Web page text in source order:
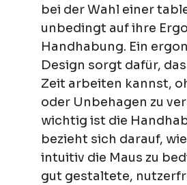
bei der Wahl einer
unbedingt auf ihre
Handhabung. Ein
Design sorgt dafür,
Zeit arbeiten kannst,
oder Unbehagen zu
wichtig ist die
bezieht sich darauf,
intuitiv die Maus zu
gut gestaltete,